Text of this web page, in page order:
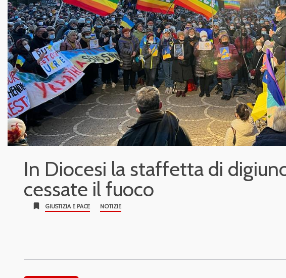
In Diocesi la staffetta di
cessate il fuoco
bookmark GIUSTIZIA E PACE NOTIZIE